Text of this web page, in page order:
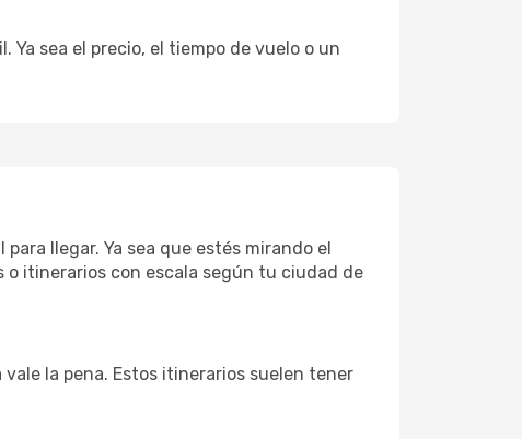
sea el precio, el tiempo de vuelo o un
llegar. Ya sea que estés mirando el
itinerarios con escala según tu ciudad de
la pena. Estos itinerarios suelen tener